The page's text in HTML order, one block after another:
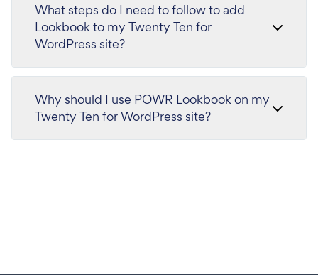
What steps do I need to follow to add
Lookbook to my Twenty Ten for
WordPress site?
Why should I use POWR Lookbook on my
Twenty Ten for WordPress site?